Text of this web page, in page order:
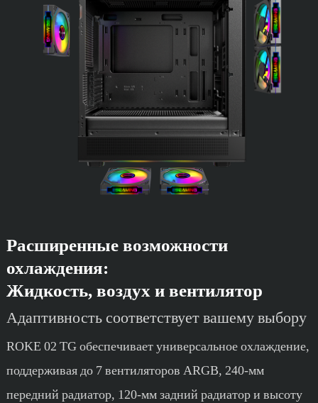
Расширенные возможности
охлаждения:
Жидкость, воздух и вентилятор
Адаптивность соответствует вашему выбору
ROKE 02 TG обеспечивает универсальное охлаждение,
поддерживая до 7 вентиляторов ARGB, 240-мм
передний радиатор, 120-мм задний радиатор и высоту